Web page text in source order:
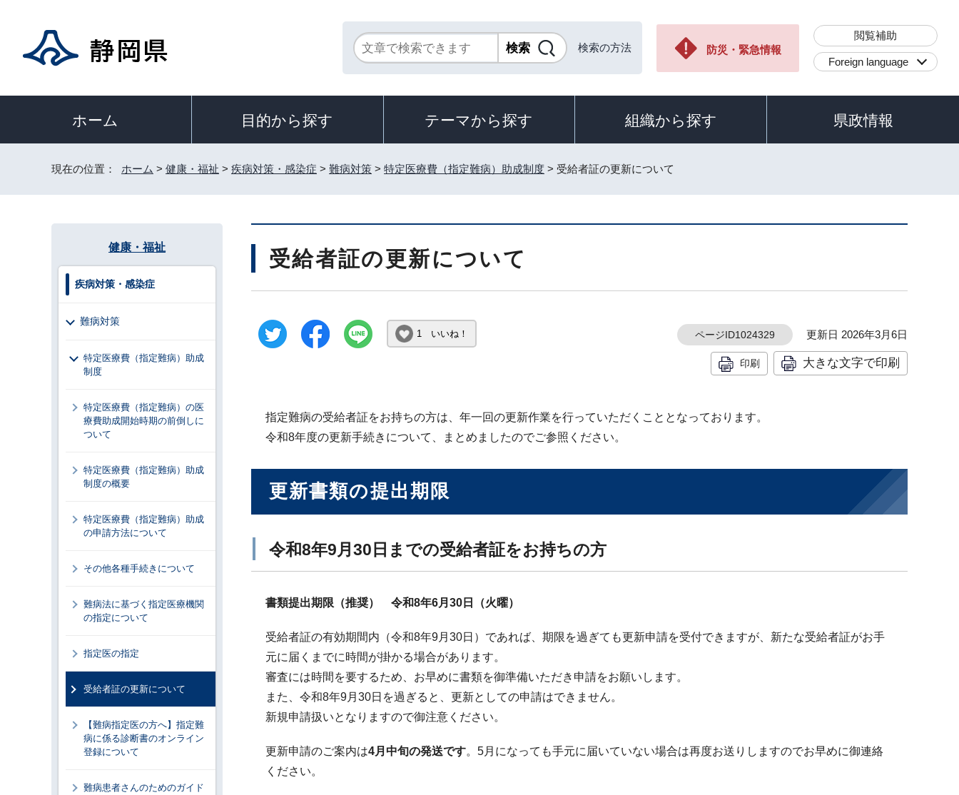
検索の方法 防災・緊急情報
閲覧補助
Foreign language
ホーム 目的から探す テーマから探す 組織から探す 県政情報
現在の位置： ホーム > 健康・福祉 > 疾病対策・感染症 > 難病対策 > 特定医療費（指定難病）助成制度 > 受給者証の更新について
受給者証の更新について
1 いいね！ ページID1024329 更新日 2026年3月6日
印刷 大きな文字で印刷
指定難病の受給者証をお持ちの方は、年一回の更新作業を行っていただくこととなっております。
令和8年度の更新手続きについて、まとめましたのでご参照ください。
更新書類の提出期限
令和8年9月30日までの受給者証をお持ちの方
書類提出期限（推奨） 令和8年6月30日（火曜）
受給者証の有効期間内（令和8年9月30日）であれば、期限を過ぎても更新申請を受付できますが、新たな受給者証がお手
元に届くまでに時間が掛かる場合があります。
審査には時間を要するため、お早めに書類を御準備いただき申請をお願いします。
また、令和8年9月30日を過ぎると、更新としての申請はできません。
新規申請扱いとなりますので御注意ください。
更新申請のご案内は4月中旬の発送です。5月になっても手元に届いていない場合は再度お送りしますのでお早めに御連絡
ください。
健康・福祉
疾病対策・感染症
難病対策
特定医療費（指定難病）助成
制度
特定医療費（指定難病）の医
療費助成開始時期の前倒しに
ついて
特定医療費（指定難病）助成
制度の概要
特定医療費（指定難病）助成
の申請方法について
その他各種手続きについて
難病法に基づく指定医療機関
の指定について
指定医の指定
受給者証の更新について
【難病指定医の方へ】指定難
病に係る診断書のオンライン
登録について
難病患者さんのためのガイド